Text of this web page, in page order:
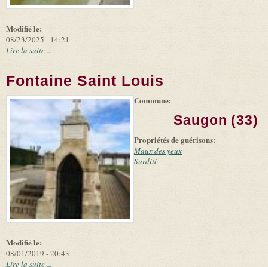
Modifié le:
08/23/2025 - 14:21
Lire la suite ...
Fontaine Saint Louis
Leaflet (link is
|
Tiles
(link is
external)
©
Microsoft
and
suppliers
Modifié le:
08/01/2019 - 20:43
Commune:
Saugon (33)
Propriétés de guérisons:
Maux des yeux
Surdité
Lire la suite ...